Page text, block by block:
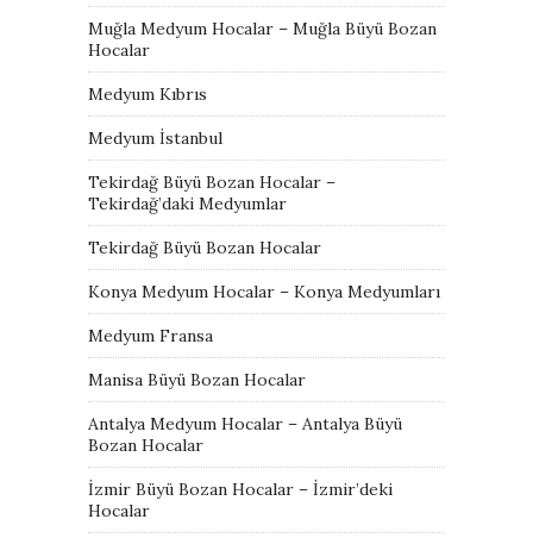
Muğla Medyum Hocalar – Muğla Büyü Bozan
Hocalar
Medyum Kıbrıs
Medyum İstanbul
Tekirdağ Büyü Bozan Hocalar –
Tekirdağ’daki Medyumlar
Tekirdağ Büyü Bozan Hocalar
Konya Medyum Hocalar – Konya Medyumları
Medyum Fransa
Manisa Büyü Bozan Hocalar
Antalya Medyum Hocalar – Antalya Büyü
Bozan Hocalar
İzmir Büyü Bozan Hocalar – İzmir’deki
Hocalar